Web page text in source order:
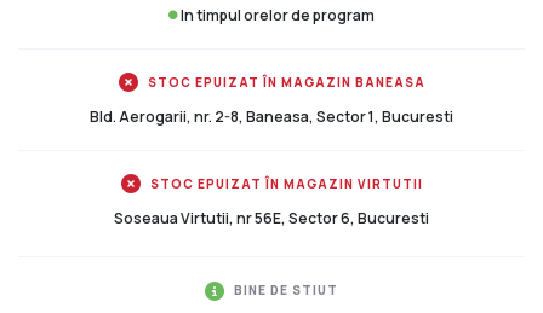
In timpul orelor de program
STOC EPUIZAT ÎN MAGAZIN BANEASA
Bld. Aerogarii, nr. 2-8, Baneasa, Sector 1, Bucuresti
STOC EPUIZAT ÎN MAGAZIN VIRTUTII
Soseaua Virtutii, nr 56E, Sector 6, Bucuresti
BINE DE STIUT